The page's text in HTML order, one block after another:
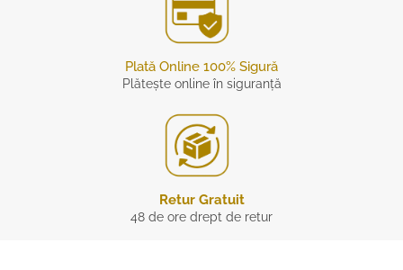
Plată Online 100% Sigură
Plătește online în siguranță
Retur Gratuit
48 de ore drept de retur